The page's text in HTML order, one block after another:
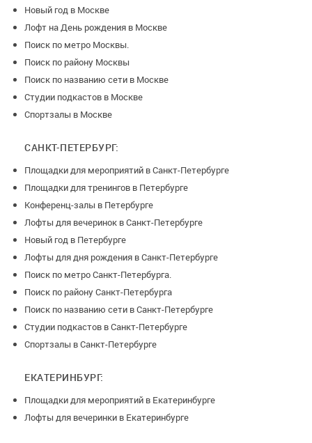
Новый год в Москве
Лофт на День рождения в Москве
Поиск по метро Москвы.
Поиск по району Москвы
Поиск по названию сети в Москве
Студии подкастов в Москве
Спортзалы в Москве
САНКТ-ПЕТЕРБУРГ:
Площадки для мероприятий в Санкт-Петербурге
Площадки для тренингов в Петербурге
Конференц-залы в Петербурге
Лофты для вечеринок в Санкт-Петербурге
Новый год в Петербурге
Лофты для дня рождения в Санкт-Петербурге
Поиск по метро Санкт-Петербурга.
Поиск по району Санкт-Петербурга
Поиск по названию сети в Санкт-Петербурге
Студии подкастов в Санкт-Петербурге
Спортзалы в Санкт-Петербурге
ЕКАТЕРИНБУРГ:
Площадки для мероприятий в Екатеринбурге
Лофты для вечеринки в Екатеринбурге